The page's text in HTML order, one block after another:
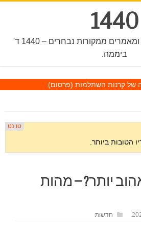
1440
חדשות, מבזקי חדשות ומאמרים ממקורות נבחרים – 1440 ד'
ביממה.
של קרנות השתלמות (פרסום)
יותר? – מהות
חדשות